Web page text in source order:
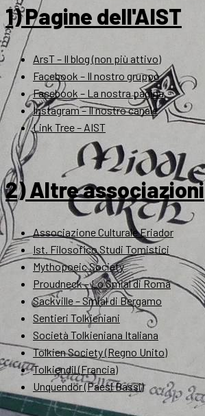
1) Pagine dell'AIST
ArsT – Il blog (non più attivo)
Facebook – Il nostro gruppo
Facebook – La nostra pagina
Instagram – Il nostro canale
Link Tree – AIST
2) Altre associazioni
Associazione Culturale Eriador
Ist. Filosofico Studi Tomistici
Mythopoeic Society
Proudneck – Lo Smial di Roma
Sackville – Smial di Bergamo
Sentieri Tolkieniani
Società Tolkieniana Italiana
Tolkien Society (Regno Unito)
Tolkiendil (Francia)
Unquendor (Paesi Bassi)